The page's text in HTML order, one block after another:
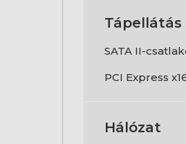
Tápellátás
SATA II-
PCI Express
Hálózat